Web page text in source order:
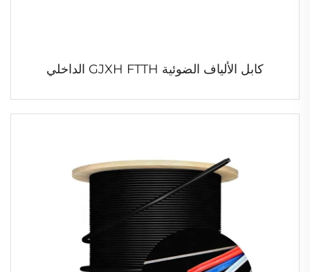
كابل الألياف الضوئية GJXH FTTH الداخلي